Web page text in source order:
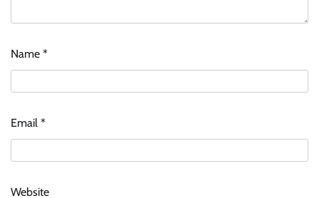
Name *
Email *
Website